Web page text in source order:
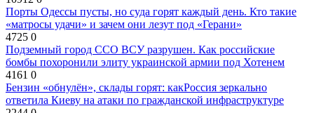
Порты Одессы пусты, но суда горят каждый день. Кто такие
«матросы удачи» и зачем они лезут под «Герани»
4725 0
Подземный город ССО ВСУ разрушен. Как российские
бомбы похоронили элиту украинской армии под Хотенем
4161 0
Бензин «обнулён», склады горят: какРоссия зеркально
ответила Киеву на атаки по гражданской инфраструктуре